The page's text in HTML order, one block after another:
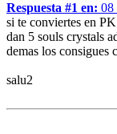
Respuesta #1 en: 08
si te conviertes en
dan 5 souls crystals
demas los consigues
salu2